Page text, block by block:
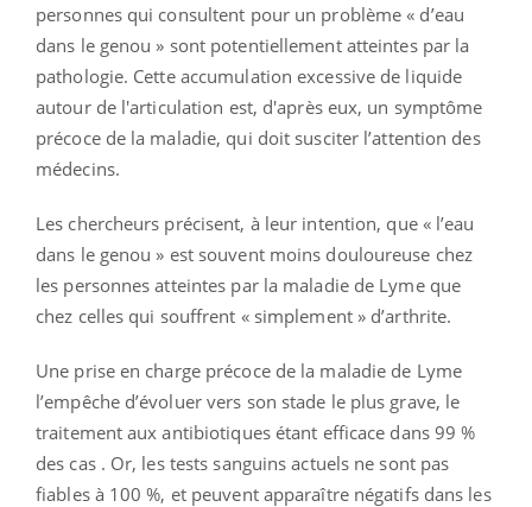
personnes qui consultent pour un problème « d’eau
dans le genou » sont potentiellement atteintes par la
pathologie. Cette accumulation excessive de liquide
autour de l'articulation est, d'après eux, un symptôme
précoce de la maladie, qui doit susciter l’attention des
médecins.
Les chercheurs précisent, à leur intention, que « l’eau
dans le genou » est souvent moins douloureuse chez
les personnes atteintes par la maladie de Lyme que
chez celles qui souffrent « simplement » d’arthrite.
Une prise en charge précoce de la maladie de Lyme
l’empêche d’évoluer vers son stade le plus grave, le
traitement aux antibiotiques étant efficace dans 99 %
des cas . Or, les tests sanguins actuels ne sont pas
fiables à 100 %, et peuvent apparaître négatifs dans les